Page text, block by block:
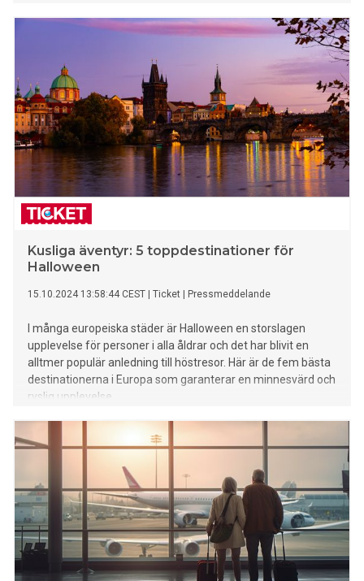
Kusliga äventyr: 5 toppdestinationer för
Halloween
15.10.2024 13:58:44 CEST Ticket Pressmeddelande
I många europeiska städer är Halloween en storslagen
upplevelse för personer i alla åldrar och det har blivit en
alltmer populär anledning till höstresor. Här är de fem bästa
destinationerna i Europa som garanterar en minnesvärd och
ryslig upplevelse.